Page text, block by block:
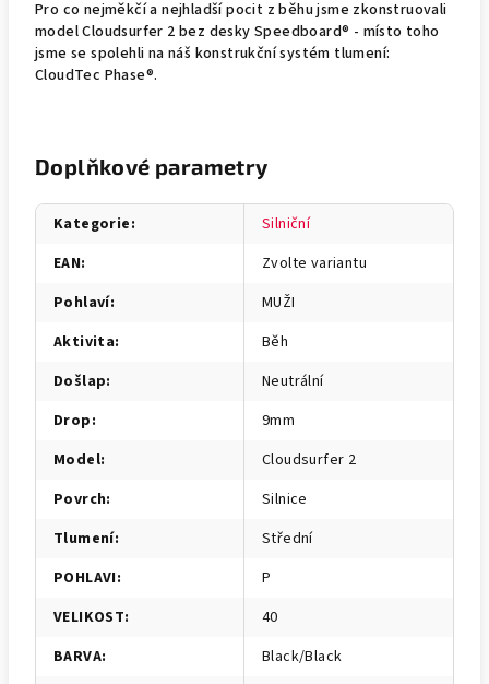
Pro co nejměkčí a nejhladší pocit z běhu jsme zkonstruovali
model Cloudsurfer 2 bez desky Speedboard® - místo toho
jsme se spolehli na náš konstrukční systém tlumení:
CloudTec Phase®.
Doplňkové parametry
Kategorie:
Silniční
EAN:
Zvolte variantu
Pohlaví:
MUŽI
Aktivita:
Běh
Došlap:
Neutrální
Drop:
9mm
Model:
Cloudsurfer 2
Povrch:
Silnice
Tlumení:
Střední
POHLAVI:
P
VELIKOST:
40
BARVA:
Black/Black